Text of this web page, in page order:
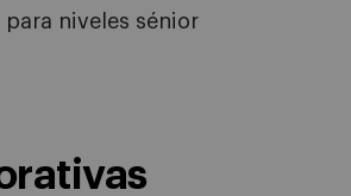
niveles sénior